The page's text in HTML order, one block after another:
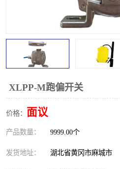
XLPP-M跑偏开关
价格： 面议
产品数量： 9999.00个
发货地址： 湖北省黄冈市麻城市
撕裂开关
限位开关
速度传感器